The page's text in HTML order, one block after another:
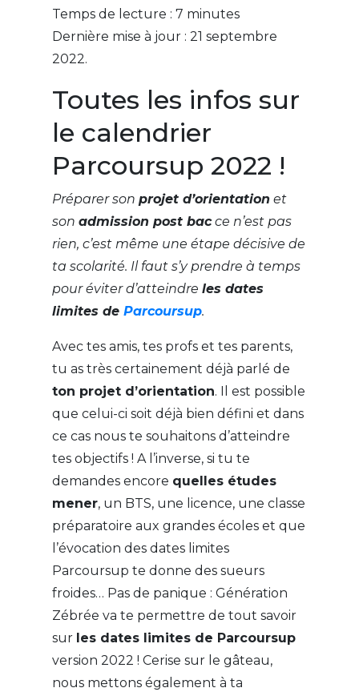
Temps de lecture : 7 minutes
Dernière mise à jour : 21 septembre
2022.
Toutes les infos sur
le calendrier
Parcoursup 2022 !
Préparer son projet d’orientation et
son admission post bacce n’est pas
rien, c’est même une étape décisive de
ta scolarité. Il faut s’y prendre à temps
pour éviter d’atteindre les dates
limites de Parcoursup.
Avec tes amis, tes profs et tes parents,
tu as très certainement déjà parlé de
ton projet d’orientation. Il est possible
que celui-ci soit déjà bien défini et dans
ce cas nous te souhaitons d’atteindre
tes objectifs ! A l’inverse, si tu te
demandes encore quelles études
mener, un BTS, une licence, une classe
préparatoire aux grandes écoles et que
l’évocation des dates limites
Parcoursup te donne des sueurs
froides… Pas de panique : Génération
Zébrée va te permettre de tout savoir
sur les dates limites de Parcoursup
version 2022 ! Cerise sur le gâteau,
nous mettons également à ta